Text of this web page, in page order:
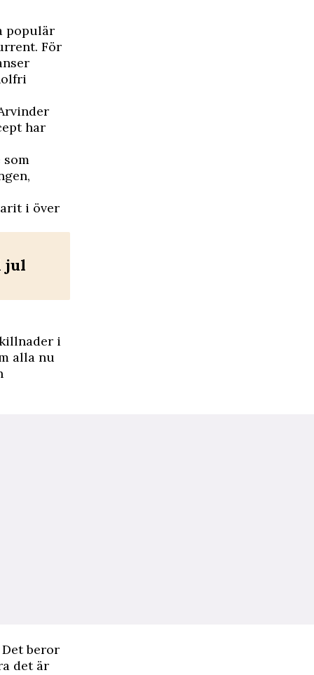
populär
För
har
som
i över
jul
i
alla nu
beror
det är